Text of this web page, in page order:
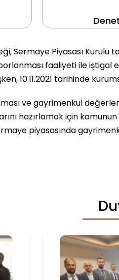
Sermaye Piyasası Kurulu
faaliyeti ile
10.11.2021 tarihinde
ve gayrimenkul
hazırlamak için
piyasasında